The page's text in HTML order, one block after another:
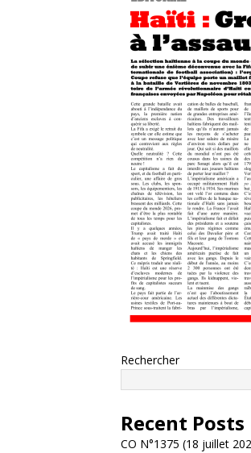
Rechercher
Recent Posts
CO N°1375 (18 juillet